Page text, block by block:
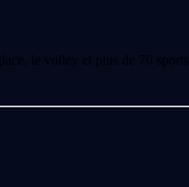
le volley et plus de 70